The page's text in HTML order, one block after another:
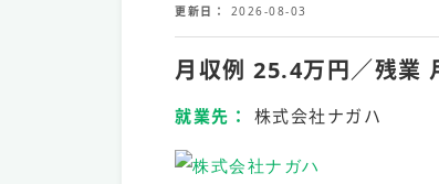
更新日 2026-08-03
月収例 25.4万円／残業
就業先 株式会社ナガハ